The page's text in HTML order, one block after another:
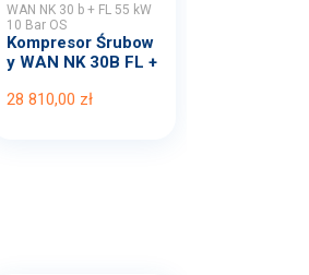
WAN NK 30 b + FL 55 kW
10 Bar OS
Kompresor Śrubow
y WAN NK 30B FL +
28 810,00 zł